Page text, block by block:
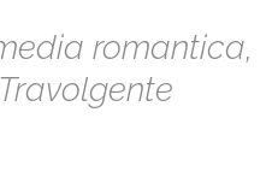
romantica,